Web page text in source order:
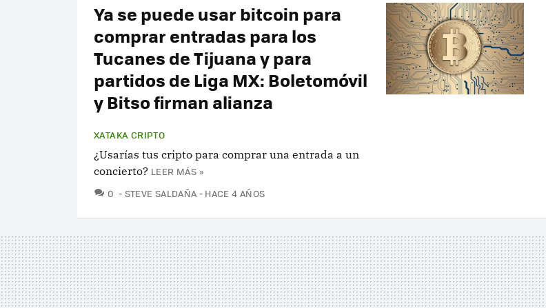
Ya se puede usar bitcoin para
comprar entradas para los
Tucanes de Tijuana y para
partidos de Liga MX: Boletomóvil
y Bitso firman alianza
XATAKA CRIPTO
¿Usarías tus cripto para comprar una entrada a un
concierto? LEER MÁS »
0 COMENTARIOS
STEVE SALDAÑA HACE 4 AÑOS